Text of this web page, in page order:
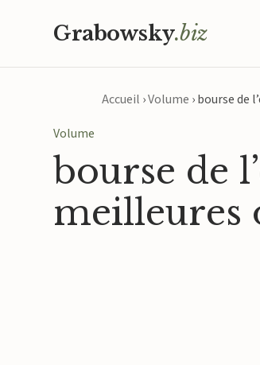
Grabowsky.biz
Accueil ›Volume ›bourse de
Volume
bourse de
meilleures